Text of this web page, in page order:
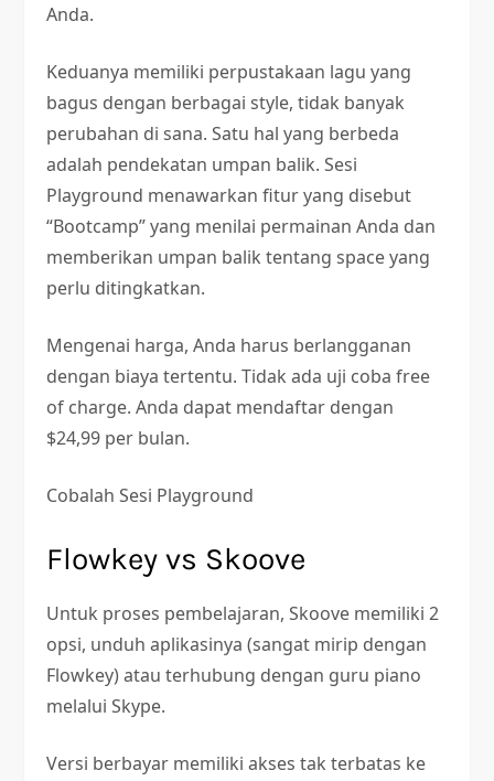
Anda.
Keduanya memiliki perpustakaan lagu yang
bagus dengan berbagai style, tidak banyak
perubahan di sana. Satu hal yang berbeda
adalah pendekatan umpan balik. Sesi
Playground menawarkan fitur yang disebut
“Bootcamp” yang menilai permainan Anda dan
memberikan umpan balik tentang space yang
perlu ditingkatkan.
Mengenai harga, Anda harus berlangganan
dengan biaya tertentu. Tidak ada uji coba free
of charge. Anda dapat mendaftar dengan
$24,99 per bulan.
Cobalah Sesi Playground
Flowkey vs Skoove
Untuk proses pembelajaran, Skoove memiliki 2
opsi, unduh aplikasinya (sangat mirip dengan
Flowkey) atau terhubung dengan guru piano
melalui Skype.
Versi berbayar memiliki akses tak terbatas ke